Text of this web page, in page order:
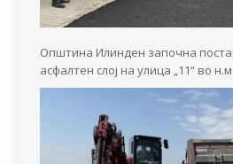
Општина Илинден започна
асфалтен слој на улица „11“ во